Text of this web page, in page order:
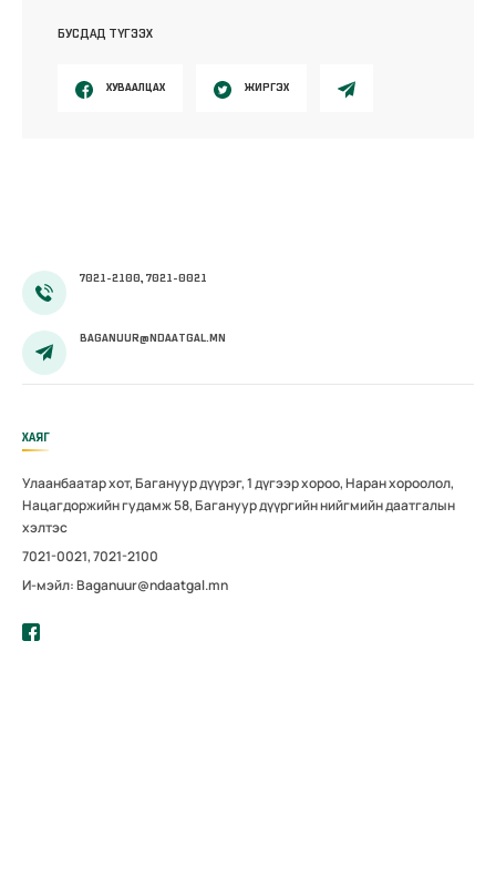
БУСДАД ТҮГЭЭХ
ХУВААЛЦАХ ЖИРГЭХ
7021-2100, 7021-0021
BAGANUUR@NDAATGAL.MN
ХАЯГ
Улаанбаатар хот, Багануур дүүрэг, 1 дүгээр хороо, Наран хороолол,
Нацагдоржийн гудамж 58, Багануур дүүргийн нийгмийн даатгалын
хэлтэс
7021-0021, 7021-2100
И-мэйл: Baganuur@ndaatgal.mn